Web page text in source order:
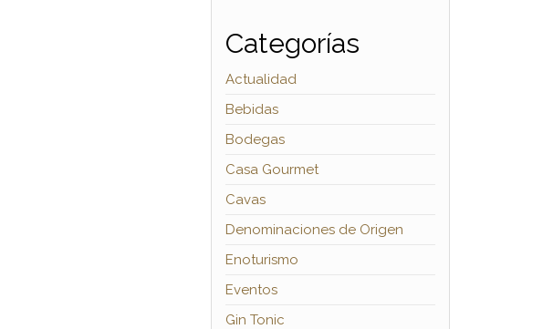
Categorías
Actualidad
Bebidas
Bodegas
Casa Gourmet
Cavas
Denominaciones de Origen
Enoturismo
Eventos
Gin Tonic